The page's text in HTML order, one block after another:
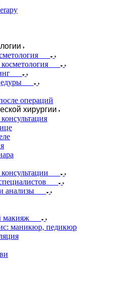
операций
хирургии
анализы
макияж
маникюр, педикюр